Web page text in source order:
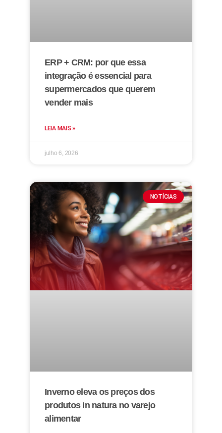
ERP + CRM: por que essa
integração é essencial para
supermercados que querem
vender mais
LEIA MAIS »
julho 6, 2026
NOTÍCIAS
Inverno eleva os preços dos
produtos in natura no varejo
alimentar